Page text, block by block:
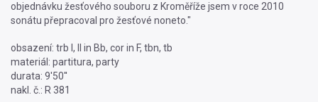
objednávku žesťového souboru z Kroměříže jsem v roce 2010
sonátu přepracoval pro žesťové noneto."
obsazení: trb I, II in Bb, cor in F, tbn, tb
materiál: partitura, party
durata: 9'50''
nakl. č.: R 381